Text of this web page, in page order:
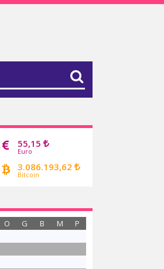
55,15
Euro
3.086.193,62
Bitcoin
P
M
B
G
O